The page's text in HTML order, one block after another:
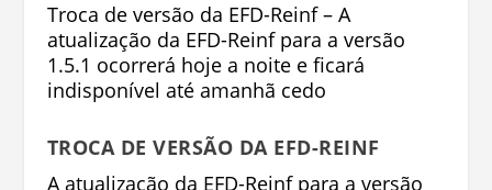
Troca de versão da EFD-Reinf – A
atualização da EFD-Reinf para a versão
1.5.1 ocorrerá hoje a noite e ficará
indisponível até amanhã cedo
TROCA DE VERSÃO DA EFD-REINF
A atualização da EFD-Reinf para a versão